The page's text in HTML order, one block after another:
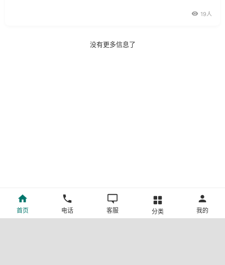
19人
没有更多信息了
首页 电话 客服 分类 我的